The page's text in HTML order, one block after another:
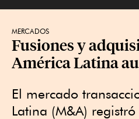
MERCADOS
Fusiones y
América Latina
El mercado
Latina (M&A)